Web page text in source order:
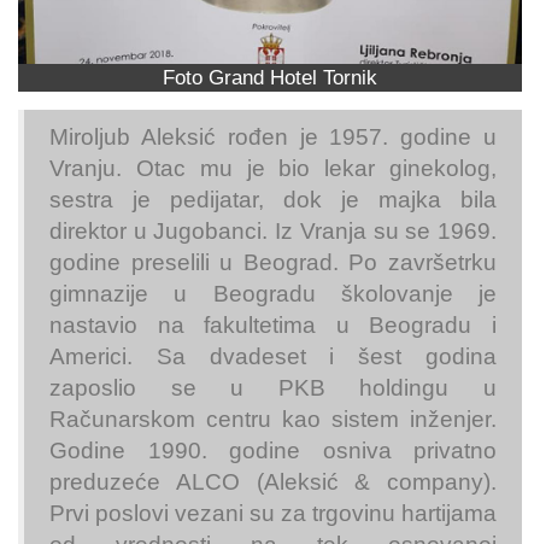
Foto Grand Hotel Tornik
Miroljub Aleksić rođen je 1957. godine u
Vranju. Otac mu je bio lekar ginekolog,
sestra je pedijatar, dok je majka bila
direktor u Jugobanci. Iz Vranja su se 1969.
godine preselili u Beograd. Po završetrku
gimnazije u Beogradu školovanje je
nastavio na fakultetima u Beogradu i
Americi. Sa dvadeset i šest godina
zaposlio se u PKB holdingu u
Računarskom centru kao sistem inženjer.
Godine 1990. godine osniva privatno
preduzeće ALCO (Aleksić & company).
Prvi poslovi vezani su za trgovinu hartijama